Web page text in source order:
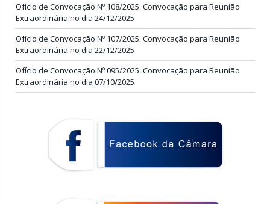
Ofício de Convocação Nº 108/2025: Convocação para Reunião
Extraordinária no dia 24/12/2025
Ofício de Convocação Nº 107/2025: Convocação para Reunião
Extraordinária no dia 22/12/2025
Ofício de Convocação Nº 095/2025: Convocação para Reunião
Extraordinária no dia 07/10/2025